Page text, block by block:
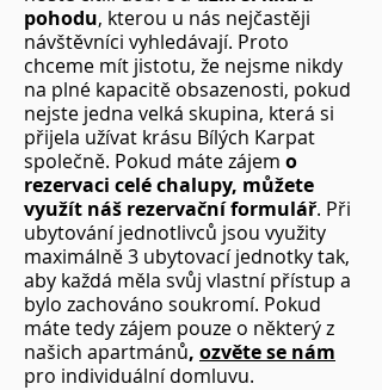
pohodu, kterou u nás nejčastěji
návštěvníci vyhledávají. Proto
chceme mít jistotu, že nejsme nikdy
na plné kapacitě obsazenosti, pokud
nejste jedna velká skupina, která si
přijela užívat krásu Bílých Karpat
společně. Pokud máte zájem o
rezervaci celé chalupy, můžete
využít náš rezervační formulář. Při
ubytování jednotlivců jsou využity
maximálně 3 ubytovací jednotky tak,
aby každá měla svůj vlastní přístup a
bylo zachováno soukromí. Pokud
máte tedy zájem pouze o některý z
našich apartmánů, ozvěte se nám
pro individuální domluvu.